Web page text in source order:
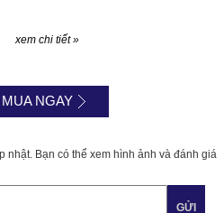
xem chi tiết »
MUA NGAY
nhật. Bạn có thể xem hình ảnh và đánh giá
GỬI